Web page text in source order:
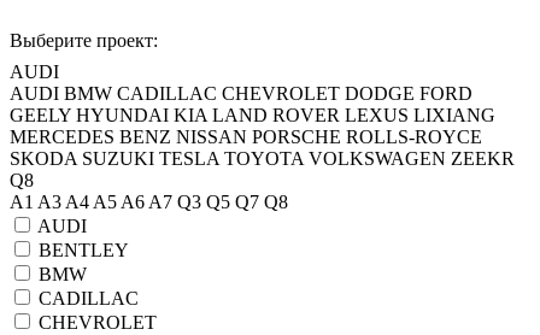
Выберите проект:
AUDI
AUDI BMW CADILLAC CHEVROLET DODGE FORD
GEELY HYUNDAI KIA LAND ROVER LEXUS LIXIANG
MERCEDES BENZ NISSAN PORSCHE ROLLS-ROYCE
SKODA SUZUKI TESLA TOYOTA VOLKSWAGEN ZEEKR
Q8
A1 A3 A4 A5 A6 A7 Q3 Q5 Q7 Q8
AUDI
BENTLEY
BMW
CADILLAC
CHEVROLET